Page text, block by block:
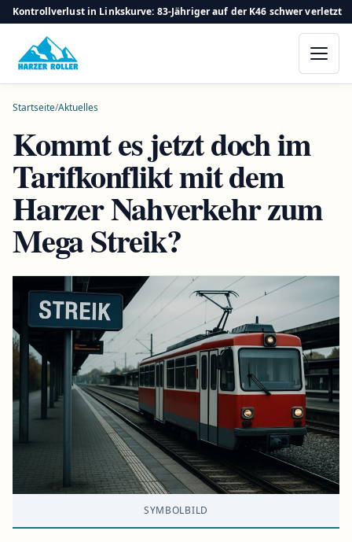
Kontrollverlust in Linkskurve: 83-Jähriger auf der K46 schwer verletzt
Startseite/Aktuelles
Kommt es jetzt doch im
Tarifkonflikt mit dem
Harzer Nahverkehr zum
Mega Streik?
SYMBOLBILD